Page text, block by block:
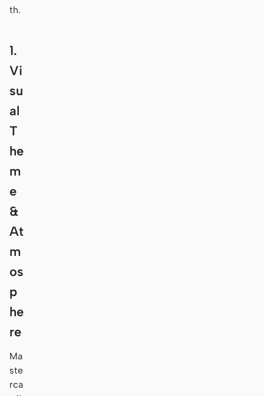
th.
1.
Vi
su
al
T
he
m
e
&
At
m
os
p
he
re
Ma
ste
rca